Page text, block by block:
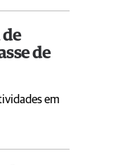
de
em